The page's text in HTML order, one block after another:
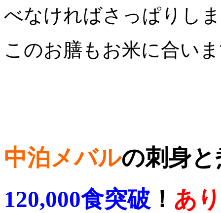
べなければさっぱりし
このお膳もお米に合い
中泊メバルの刺身
120,000食突破 ！ あ